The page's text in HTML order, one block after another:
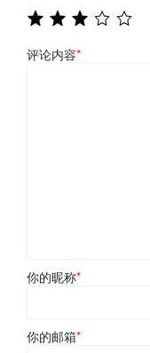
评论内容*
你的昵称*
你的邮箱*